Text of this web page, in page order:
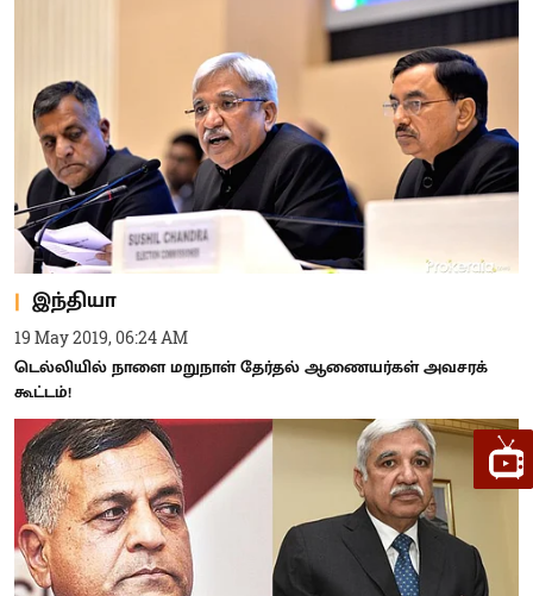
இந்தியா
19 May 2019, 06:24 AM
டெல்லியில் நாளை மறுநாள் தேர்தல் ஆணையர்கள் அவசரக்
கூட்டம்!